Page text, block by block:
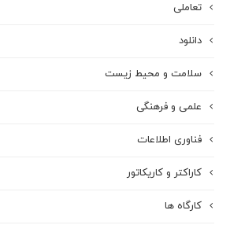
تعاملی
دانلود
سلامت و محیط زیست
علمی و فرهنگی
فناوری اطلاعات
کاراکتر و کاریکاتور
کارگاه ها